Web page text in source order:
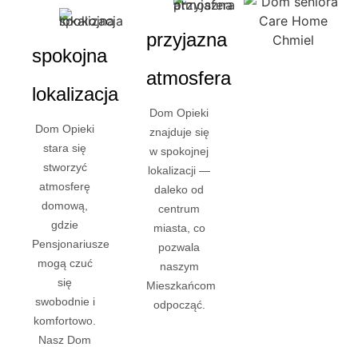
spokojna
lokalizacja
Dom Opieki
stara się
stworzyć
atmosferę
domową,
gdzie
Pensjonariusze
mogą czuć
się
swobodnie i
komfortowo.
Nasz Dom
przyjazna
atmosfera
Dom Opieki
znajduje się
w spokojnej
lokalizacji —
daleko od
centrum
miasta, co
pozwala
naszym
Mieszkańcom
odpocząć.